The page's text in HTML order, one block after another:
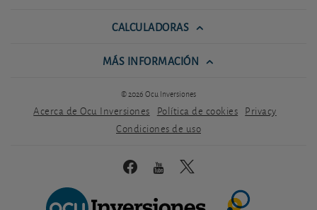
CALCULADORAS
MÁS INFORMACIÓN
© 2026 Ocu Inversiones
Acerca de Ocu Inversiones Política de cookies Privacy
Condiciones de uso